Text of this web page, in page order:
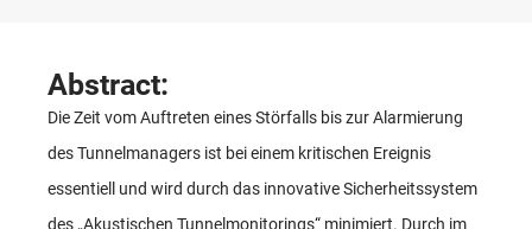
Abstract:
Die Zeit vom Auftreten eines Störfalls bis zur Alarmierung
des Tunnelmanagers ist bei einem kritischen Ereignis
essentiell und wird durch das innovative Sicherheitssystem
des „Akustischen Tunnelmonitorings“ minimiert. Durch im